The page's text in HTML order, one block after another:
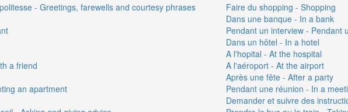
- Greetings, farewells and courtesy phrases
Faire du shopping - Shopping
Dans une banque - In a bank
Pendant un interview - Pendant
Dans un hôtel - In a hotel
A l'hopital - At the hospital
a friend
A l'aéroport - At the airport
Après une fête - After a party
an apartment
Pendant une réunion - In a
Demander et suivre des